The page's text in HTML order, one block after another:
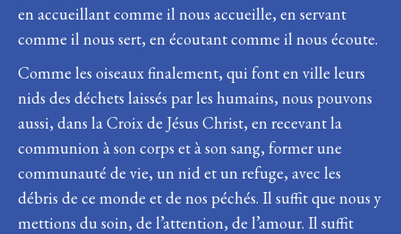
en accueillant comme il nous accueille, en servant
comme il nous sert, en écoutant comme il nous écoute.
Comme les oiseaux finalement, qui font en ville leurs
nids des déchets laissés par les humains, nous pouvons
aussi, dans la Croix de Jésus Christ, en recevant la
communion à son corps et à son sang, former une
communauté de vie, un nid et un refuge, avec les
débris de ce monde et de nos péchés. Il suffit que nous y
mettions du soin, de l’attention, de l’amour. Il suffit